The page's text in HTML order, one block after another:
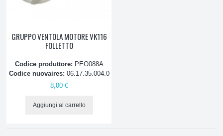
Accessori Lucidatrice
Puleggie
GRUPPO VENTOLA MOTORE VK116
FOLLETTO
Codice produttore: PEO088A
Codice nuovaires: 06.17.35.004.0
8,00 €
Aggiungi al carrello